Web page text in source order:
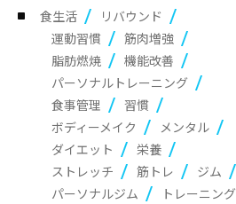
食生活
リバウンド
運動習慣
筋肉増強
脂肪燃焼
機能改善
パーソナルトレーニング
食事管理
習慣
ボディーメイク
メンタル
ダイエット
栄養
ストレッチ
筋トレ
ジム
パーソナルジム
トレーニング